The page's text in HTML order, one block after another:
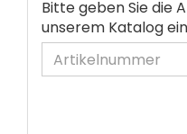
BITTE
GEBEN
SIE
DIE
Bitte geben Sie die
unserem Katalog